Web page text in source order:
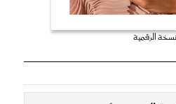
الرقمية